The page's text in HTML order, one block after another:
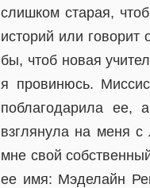
слишком старая,
историй или
бы, чтоб новая
я провинюсь.
поблагодарила ее,
взглянула на меня с
мне свой
ее имя: Мэделайн